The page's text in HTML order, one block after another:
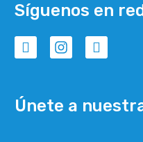
Síguenos en
Únete a